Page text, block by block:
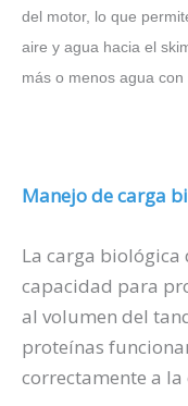
del motor, lo que
aire y agua hacia el
más o menos agua
Manejo de carga
La carga biológica
capacidad para
al volumen del
proteínas
correctamente a